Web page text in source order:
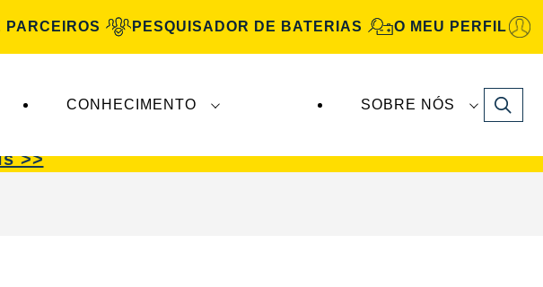
PARCEIROS PESQUISADOR DE BATERIAS O MEU PERFIL
CONHECIMENTO SOBRE NÓS Search
>>